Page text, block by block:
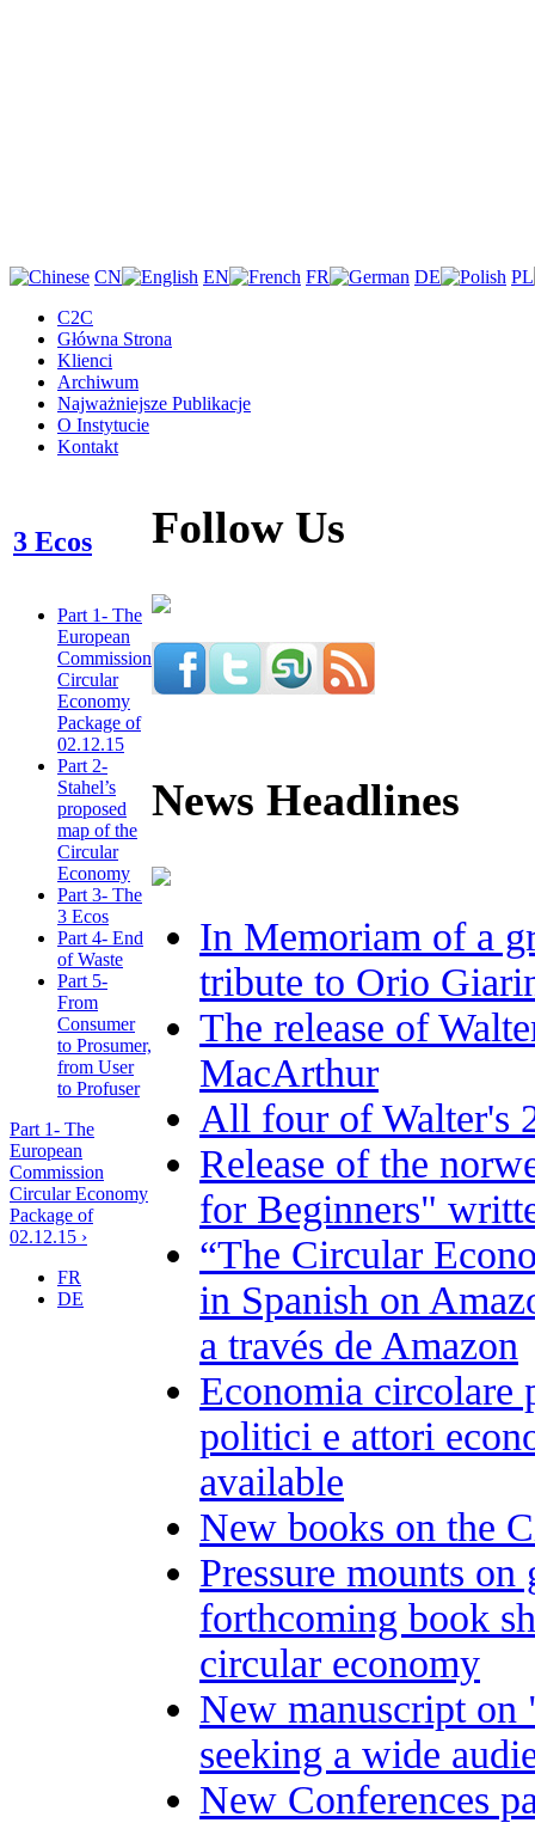
CN EN FR DE
PL
C2C
Główna Strona
Klienci
Archiwum
Najważniejsze Publikacje
O Instytucie
Kontakt
3 Ecos
Part 1- The
European
Commission
Circular
Economy
Package of
02.12.15
Part 2-
Stahel’s
proposed
map of the
Circular
Economy
Part 3- The
3 Ecos
Part 4- End
of Waste
Part 5-
From
Consumer
to Prosumer,
from User
to Profuser
Part 1- The
European
Commission
Circular Economy
Package of
02.12.15 ›
FR
DE
Follow Us
News Headlines
In Memoriam of a
tribute to Orio
The release of
MacArthur
All four of Walter's
Release of the
for Beginners"
“The Circular
in Spanish on
a través de Amazon
Economia circolare
politici e attori
available
New books on the
Pressure mounts
forthcoming book
circular economy
New manuscript
seeking a wide
New Conferences